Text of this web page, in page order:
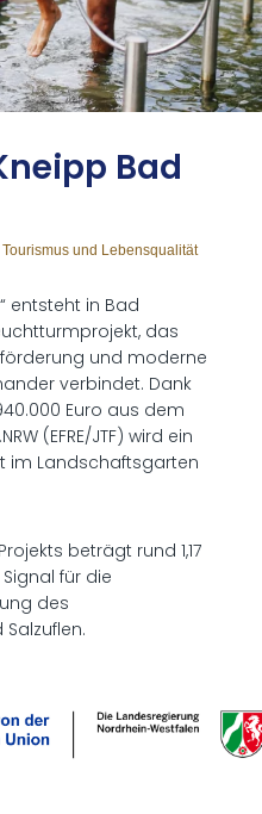
Bad
und Lebensqualität
entsteht in Bad
das
und moderne
verbindet. Dank
Euro aus dem
(EFRE/JTF) wird ein
im Landschaftsgarten
beträgt rund 1,17
für die
des